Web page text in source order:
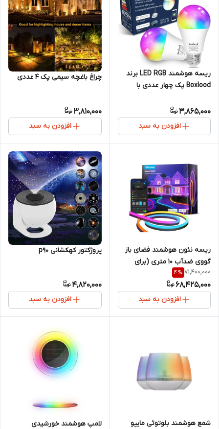
ریسه هوشمند LED RGB برند
Boxlood پک چهار عددی با
3,865,000
افزودن به سبد
چراغ باغچه سیمی پک ۴ عددی
3,810,000
افزودن به سبد
ریسه نئون هوشمند فضای باز
گووی ضدآب ۱۰ متری (برای
پاسیو، حیاط، باغ، چمنزار و فضای
بیرونی)
71,400,000
4%
68,425,000
افزودن به سبد
پروژکتور کهکشانی p90
4,820,000
افزودن به سبد
شمع هوشمند بلوتوثی مایپو
لامپ هوشمند خورشیدی